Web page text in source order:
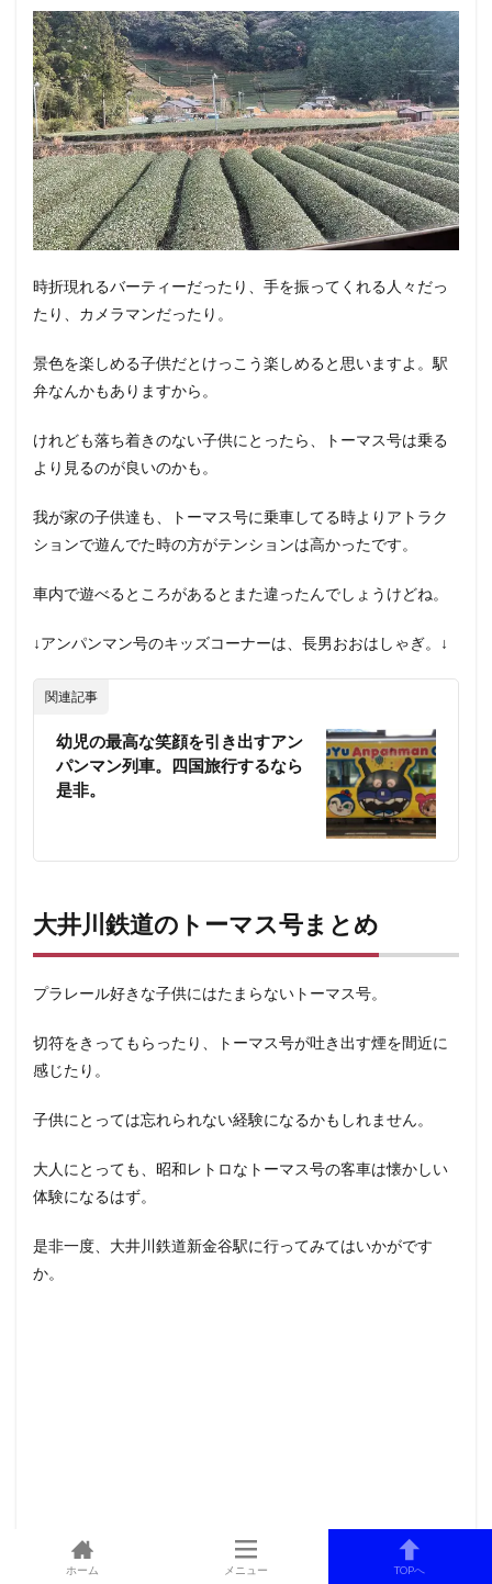
時折現れるバーティーだったり、手を振ってくれる人々だっ
たり、カメラマンだったり。
景色を楽しめる子供だとけっこう楽しめると思いますよ。駅
弁なんかもありますから。
けれども落ち着きのない子供にとったら、トーマス号は乗る
より見るのが良いのかも。
我が家の子供達も、トーマス号に乗車してる時よりアトラク
ションで遊んでた時の方がテンションは高かったです。
車内で遊べるところがあるとまた違ったんでしょうけどね。
↓アンパンマン号のキッズコーナーは、長男おおはしゃぎ。↓
関連記事
幼児の最高な笑顔を引き出すアン
パンマン列車。四国旅行するなら
是非。
大井川鉄道のトーマス号まとめ
プラレール好きな子供にはたまらないトーマス号。
切符をきってもらったり、トーマス号が吐き出す煙を間近に
感じたり。
子供にとっては忘れられない経験になるかもしれません。
大人にとっても、昭和レトロなトーマス号の客車は懐かしい
体験になるはず。
是非一度、大井川鉄道新金谷駅に行ってみてはいかがです
か。
ホーム メニュー TOPへ